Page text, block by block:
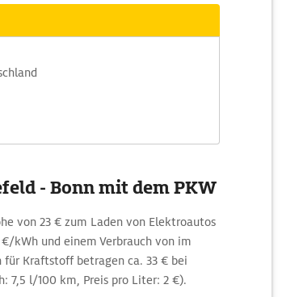
- Bonn mit dem PKW
von 23 € zum Laden von Elektroautos
kWh und einem Verbrauch von im
für Kraftstoff betragen ca. 33 € bei
7,5 l/100 km, Preis pro Liter: 2 €).